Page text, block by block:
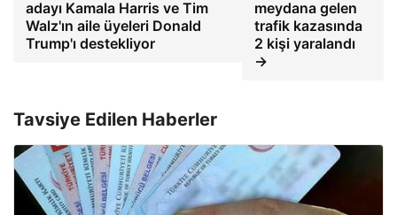
adayı Kamala Harris ve Tim
Walz'ın aile üyeleri Donald
Trump'ı destekliyor
meydana gelen
trafik kazasında
2 kişi yaralandı
→
Tavsiye Edilen Haberler